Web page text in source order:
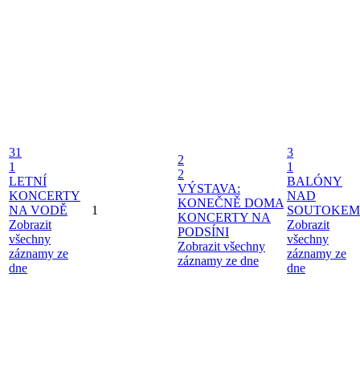
31
1
LETNÍ
KONCERTY
NA VODĚ
Zobrazit
všechny
záznamy ze
dne
1
2
2
VÝSTAVA:
KONEČNĚ DOMA
KONCERTY NA
PODSÍNI
Zobrazit všechny
záznamy ze dne
3
1
BALÓNY
NAD
SOUTOKEM
Zobrazit
všechny
záznamy ze
dne